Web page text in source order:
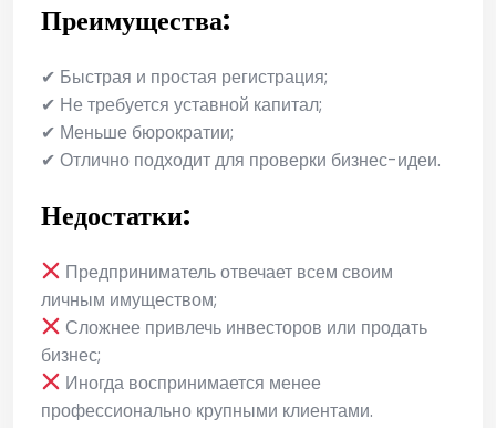
Преимущества:
✔ Быстрая и простая регистрация;
✔ Не требуется уставной капитал;
✔ Меньше бюрократии;
✔ Отлично подходит для проверки бизнес-идеи.
Недостатки:
Предприниматель отвечает всем своим
личным имуществом;
Сложнее привлечь инвесторов или продать
бизнес;
Иногда воспринимается менее
профессионально крупными клиентами.